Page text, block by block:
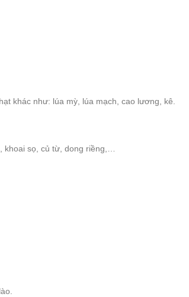
khác như: lúa mỳ, lúa mạch, cao lương, kê.
khoai sọ, củ từ, dong riềng,…